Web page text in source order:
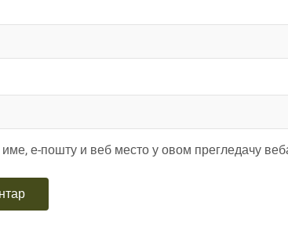
име, е-пошту и веб место у овом прегледачу